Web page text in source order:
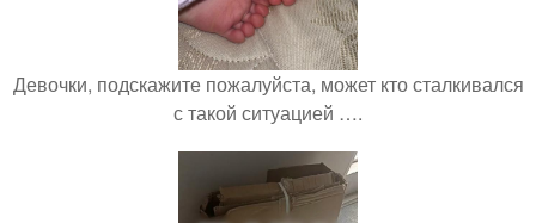
Девочки, подскажите пожалуйста, может кто сталкивался
с такой ситуацией ….